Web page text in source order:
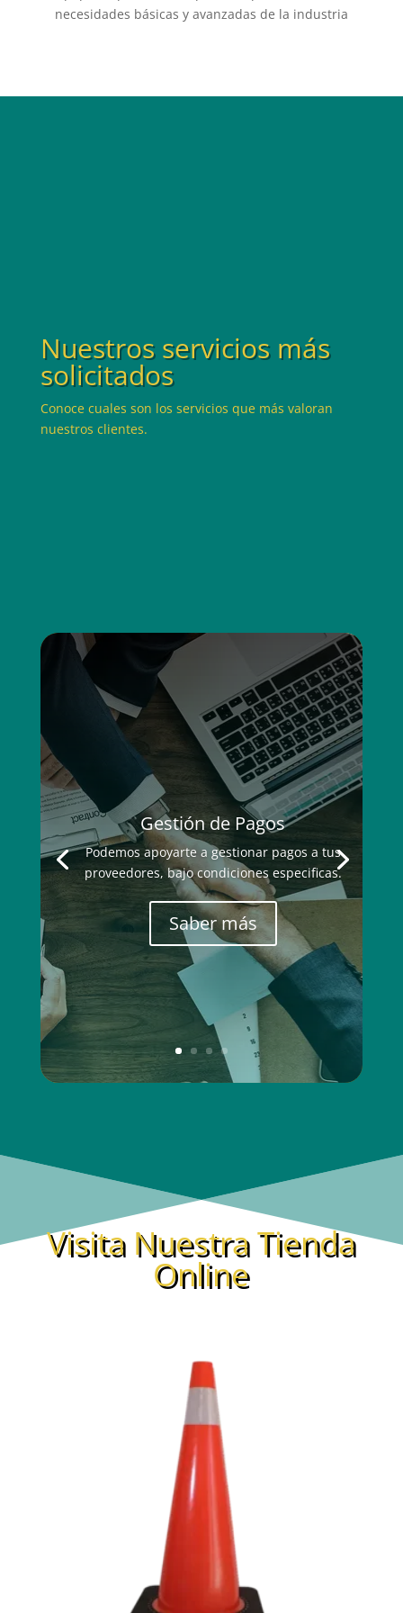
necesidades básicas y avanzadas de la industria
Nuestros servicios más
solicitados
Conoce cuales son los servicios que más valoran
nuestros clientes.
Gestión de Pagos
Podemos apoyarte a gestionar pagos a tus
proveedores, bajo condiciones especificas.
Saber más
Visita Nuestra Tienda
Online